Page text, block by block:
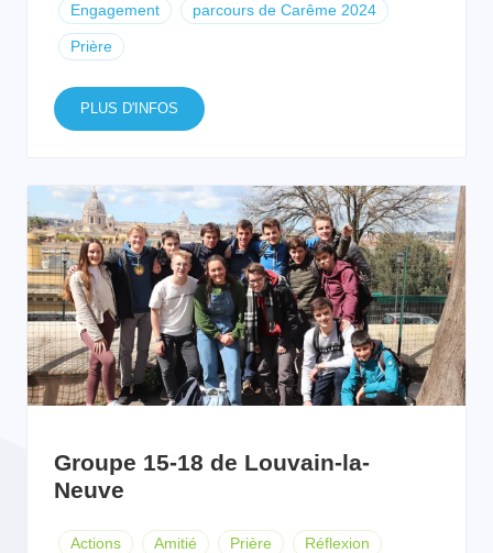
Engagement parcours de Carême 2024
Prière
PLUS D'INFOS
Groupe 15-18 de Louvain-la-
Neuve
Actions Amitié Prière Réflexion